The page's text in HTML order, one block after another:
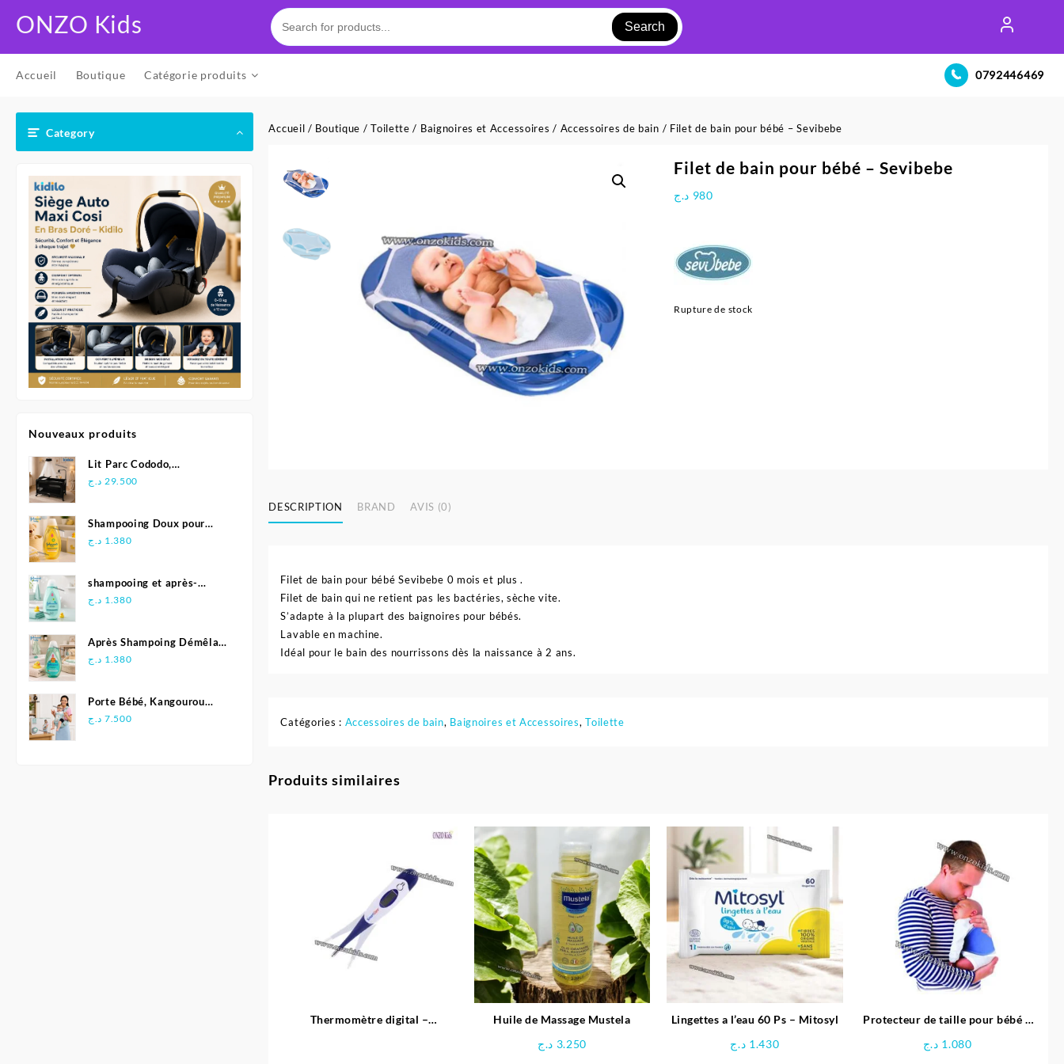
ONZO Kids Search
Accueil Boutique Catégorie produits 0792446469
Category
Nouveaux produits
Lit Parc Cododo,
Multifonction - Kidilo
29.500 د.ج
Shampooing Doux pour
Bébé 500 ml - Johnson's
1.380 د.ج
shampooing et après-
shampoing 2en1 Soft &
1.380 د.ج
Après Shampoing Démêlant
pour bébé - Johnson'S Baby
1.380 د.ج
Porte Bébé, Kangourou
Multifonctionnel
7.500 د.ج
Accueil / Boutique /Toilette / Baignoires et Accessoires / Accessoires de bain / Filet de bain pour bébé – Sevibebe
Filet de bain pour bébé – Sevibebe
980 د.ج
Rupture de stock
DESCRIPTION BRAND AVIS (0)
Filet de bain pour bébé Sevibebe 0 mois et plus .
Filet de bain qui ne retient pas les bactéries, sèche vite.
S’adapte à la plupart des baignoires pour bébés.
Lavable en machine.
Idéal pour le bain des nourrissons dès la naissance à 2 ans.
Catégories : Accessoires de bain, Baignoires et Accessoires,Toilette
Produits similaires
Thermomètre digital –
Huile de Massage Mustela
3.250 د.ج
Lingettes a l’eau 60 Ps – Mitosyl
1.430 د.ج
Protecteur de taille pour bébé –
1.080 د.ج